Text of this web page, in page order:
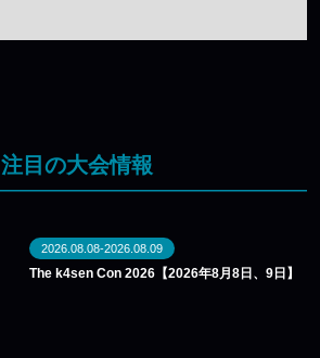
注目の大会情報
2026.08.08-2026.08.09
The k4sen Con 2026【2026年8月8日、9日】